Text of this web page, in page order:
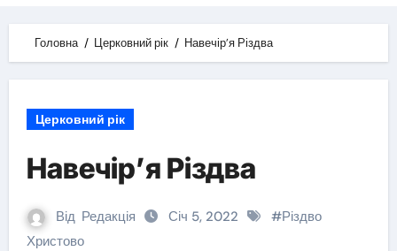
Головна Церковний рік Навечір’я Різдва
Церковний рік
Навечір’я Різдва
Від Редакція Січ 5, 2022 #Різдво
Христово